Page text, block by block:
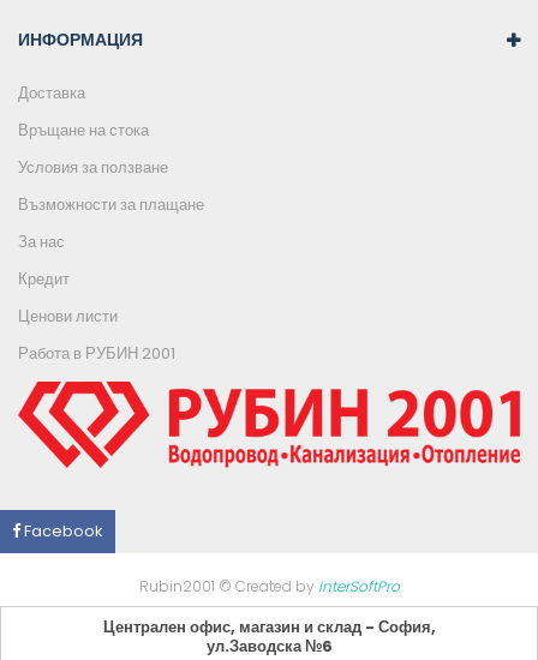
ИНФОРМАЦИЯ
Доставка
Връщане на стока
Условия за ползване
Възможности за плащане
За нас
Кредит
Ценови листи
Работа в РУБИН 2001
Facebook
Rubin2001 © Created by InterSoftPro
Централен офис, магазин и склад - София,
ул.Заводска №6